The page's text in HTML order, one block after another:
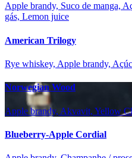
Apple brandy, Suco de manga,
gás, Lemon juice
American Trilogy
Rye whiskey, Apple brandy,
Norwegian Wood
Apple brandy, Akvavit, Yellow
Blueberry-Apple Cordial